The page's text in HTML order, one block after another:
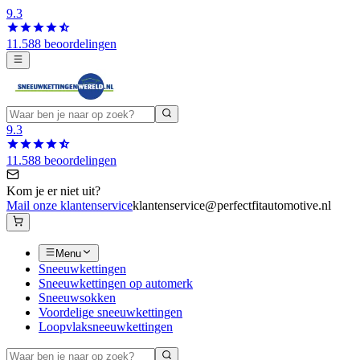
9.3
11.588 beoordelingen
9.3
11.588 beoordelingen
Kom je er niet uit?
Mail onze klantenserviceklantenservice@perfectfitautomotive.nl
Menu
Sneeuwkettingen
Sneeuwkettingen op automerk
Sneeuwsokken
Voordelige sneeuwkettingen
Loopvlaksneeuwkettingen